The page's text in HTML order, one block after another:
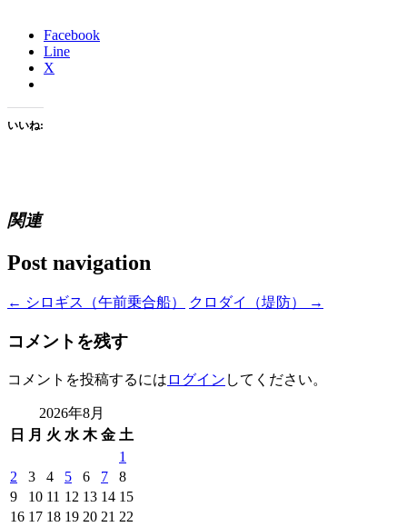
Facebook
Line
X
いいね:
関連
Post navigation
← シロギス（午前乗合船） クロダイ（堤防） →
コメントを残す
コメントを投稿するには ログイン してください。
2026年8月
日
月 火 水 木 金 土
1
2
3 4 5 6 7
8
9
10 11 12 13 14 15
16 17 18 19 20 21 22